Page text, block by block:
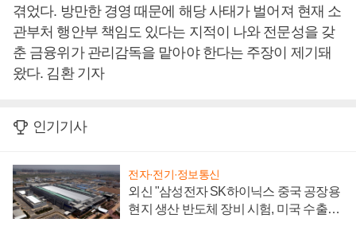
겪었다. 방만한 경영 때문에 해당 사태가 벌어져 현재 소
관부처 행안부 책임도 있다는 지적이 나와 전문성을 갖
춘 금융위가 관리감독을 맡아야 한다는 주장이 제기돼
왔다. 김환 기자
인기기사
전자·전기·정보통신
외신 "삼성전자 SK하이닉스 중국 공장용
현지 생산 반도체 장비 시험, 미국 수출통